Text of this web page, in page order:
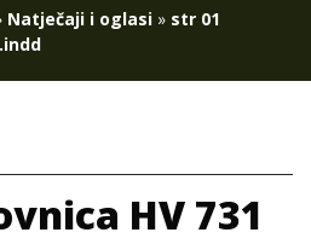
Natječaji i oglasi » str 01
HV 731